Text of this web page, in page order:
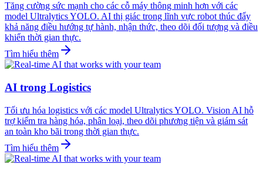
Tăng cường sức mạnh cho các cỗ máy thông minh hơn với các
model Ultralytics YOLO. AI thị giác trong lĩnh vực robot thúc đẩy
khả năng điều hướng tự hành, nhận thức, theo dõi đối tượng và điều
khiển thời gian thực.
Tìm hiểu thêm
AI trong Logistics
Tối ưu hóa logistics với các model Ultralytics YOLO. Vision AI hỗ
trợ kiểm tra hàng hóa, phân loại, theo dõi phương tiện và giám sát
an toàn kho bãi trong thời gian thực.
Tìm hiểu thêm